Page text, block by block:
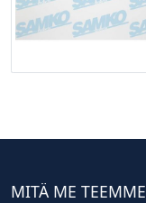
MITÄ ME TEEMME